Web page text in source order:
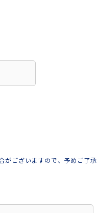
がございますので、予めご了承